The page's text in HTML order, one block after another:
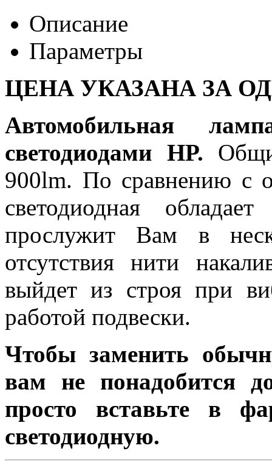
Описание
Параметры
ЦЕНА УКАЗАНА ЗА
Автомобильная
светодиодами HP.
900lm. По сравнению с
светодиодная
прослужит Вам в
отсутствия нити
выйдет из строя при
работой подвески.
Чтобы заменить
вам не понадобится
просто вставьте в
светодиодную.